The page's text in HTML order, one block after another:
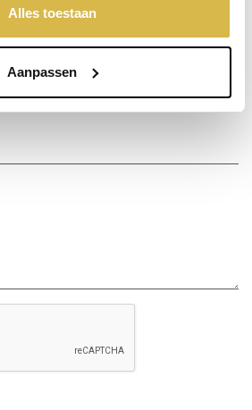
de functionele cookies
cookieverklaring voor meer
Alles toestaan
Aanpassen